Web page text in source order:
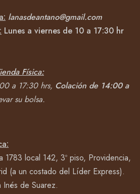
lanasdeantano@gmail.com
Lunes a viernes de 10 a 17:30 hr
Física:
a 17:30 hrs, Colación de 14:00 a
su bolsa.
1783 local 142, 3º piso, Providencia,
(a un costado del Líder Express).
de Suarez.